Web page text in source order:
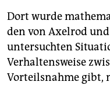
Dort wurde
den von Axelrod
untersuchten
Verhaltensweise
Vorteilsnahme gibt,